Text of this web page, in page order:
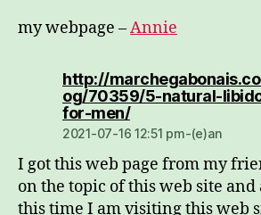
my webpage –Annie
http://
og/70359/5-natural-
for-men/dio:
2021-07-16 12:51 pm-(e)an
I got this web page from my
on the topic of this web site
this time I am visiting this web